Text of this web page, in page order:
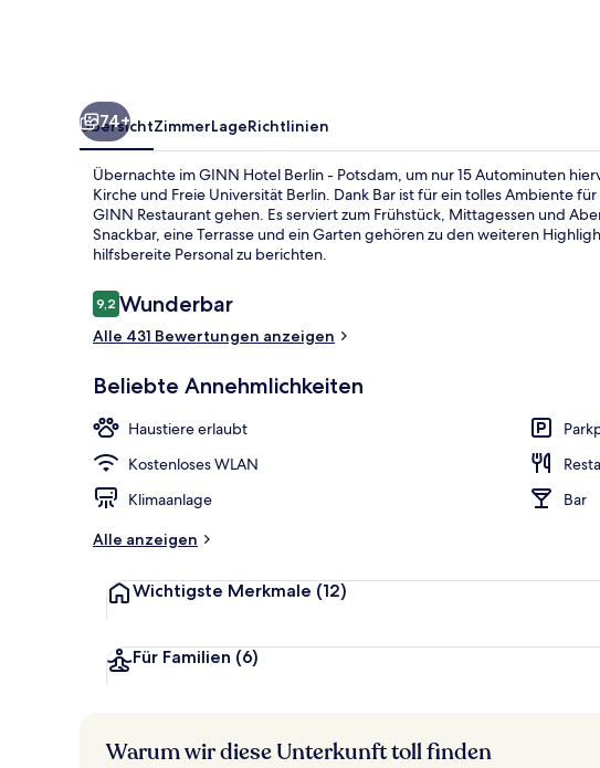
74+
ÜbersichtZimmerLageRichtlinien
Übernachte im GINN Hotel Berlin - Potsdam, um nur 15 Autominuten
Kirche und Freie Universität Berlin. Dank Bar ist für ein tolles Ambiente
GINN Restaurant gehen. Es serviert zum Frühstück, Mittagessen und
Snackbar, eine Terrasse und ein Garten gehören zu den weiteren
hilfsbereite Personal zu berichten.
Bewertungen
9,29,2 von 10.
Wunderbar
Alle 431 Bewertungen anzeigen
Beliebte Annehmlichkeiten
Haustiere erlaubt
Kostenloses WLAN
Klimaanlage
Bar
Alle anzeigen
Wichtigste Merkmale (12)
Für Familien (6)
Warum wir diese Unterkunft toll finden